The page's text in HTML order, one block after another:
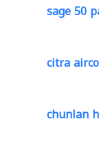
sage 50
citra
chunlan